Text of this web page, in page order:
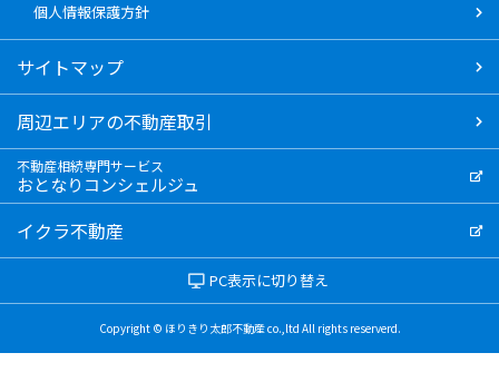
個人情報保護方針
サイトマップ
周辺エリアの不動産取引
不動産相続専門サービス
おとなりコンシェルジュ
イクラ不動産
PC表示に切り替え
Copyright © ほりきり太郎不動産 co.,ltd All rights reserverd.